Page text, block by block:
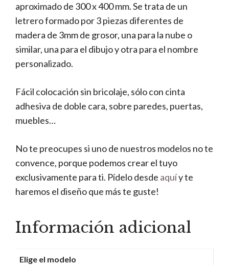
aproximado de 300 x 400 mm. Se trata de un
letrero formado por 3 piezas diferentes de
madera de 3mm de grosor, una para la nube o
similar, una para el dibujo y otra para el nombre
personalizado.
Fácil colocación sin bricolaje, sólo con cinta
adhesiva de doble cara, sobre paredes, puertas,
muebles…
No te preocupes si uno de nuestros modelos no te
convence, porque podemos crear el tuyo
exclusivamente para ti. Pídelo desde aquíy te
haremos el diseño que más te guste!
Información adicional
Elige el modelo